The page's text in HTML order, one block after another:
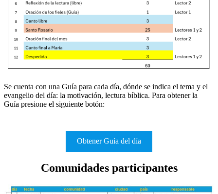
Se cuenta con una Guía para cada día, dónde se indica el tema y el
evangelio del día: la motivación, lectura bíblica. Para obtener la
Guía presione el siguiente botón:
Obtener Guía del día
Comunidades participantes